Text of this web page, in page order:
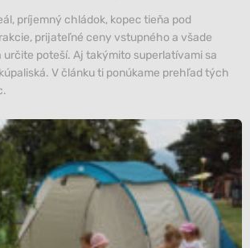
príjemný chládok, kopec tieňa pod
prijateľné ceny vstupného a všade
poteší. Aj takýmito superlatívami sa
V článku ti ponúkame prehľad tých